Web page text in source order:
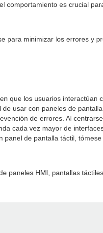
comportamiento es crucial
para minimizar los errores y
que los usuarios
usar con paneles de
de errores. Al
cada vez mayor de
de pantalla táctil,
paneles HMI, pantallas